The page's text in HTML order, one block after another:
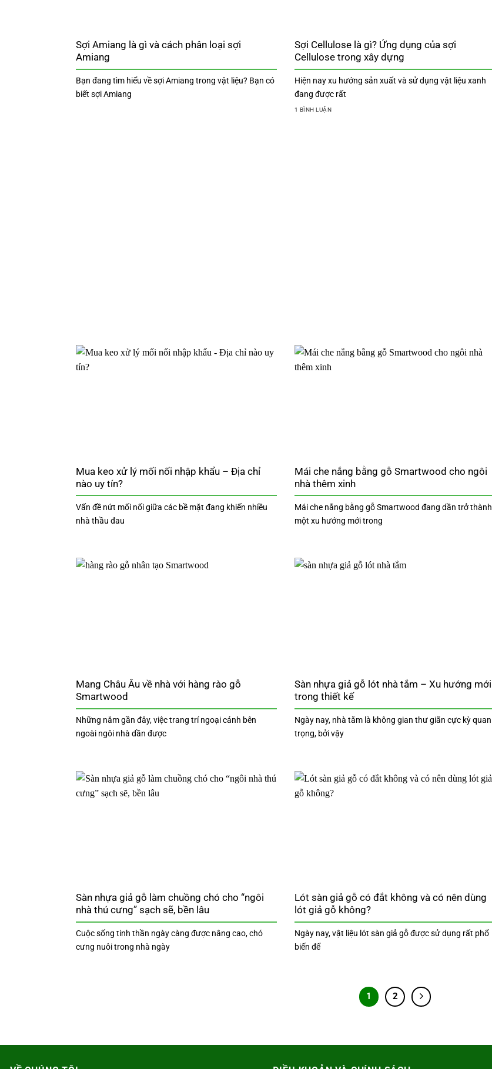
Sợi Amiang là gì và cách phân loại sợi
Amiang
Bạn đang tìm hiểu về sợi Amiang trong vật liệu? Bạn có
biết sợi Amiang
Sợi Cellulose là gì? Ứng dụng của sợi
Cellulose trong xây dựng
Hiện nay xu hướng sản xuất và sử dụng vật liệu xanh
đang được rất
1 BÌNH LUẬN
Mua keo xử lý mối nối nhập khẩu – Địa chỉ
nào uy tín?
Vấn đề nứt mối nối giữa các bề mặt đang khiến nhiều
nhà thầu đau
Mái che nắng bằng gỗ Smartwood cho ngôi
nhà thêm xinh
Mái che nắng bằng gỗ Smartwood đang dần trở thành
một xu hướng mới trong
Mang Châu Âu về nhà với hàng rào gỗ
Smartwood
Những năm gần đây, việc trang trí ngoại cảnh bên
ngoài ngôi nhà dần được
Sàn nhựa giả gỗ lót nhà tắm – Xu hướng mới
trong thiết kế
Ngày nay, nhà tắm là không gian thư giãn cực kỳ quan
trọng, bởi vậy
Sàn nhựa giả gỗ làm chuồng chó cho “ngôi
nhà thú cưng” sạch sẽ, bền lâu
Cuộc sống tinh thần ngày càng được nâng cao, chó
cưng nuôi trong nhà ngày
Lót sàn giả gỗ có đắt không và có nên dùng
lót giả gỗ không?
Ngày nay, vật liệu lót sàn giả gỗ được sử dụng rất phổ
biến để
1 2